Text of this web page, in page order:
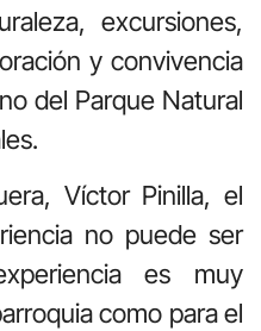
excursiones,
y convivencia
del Parque Natural
Víctor Pinilla, el
no puede ser
es muy
como para el